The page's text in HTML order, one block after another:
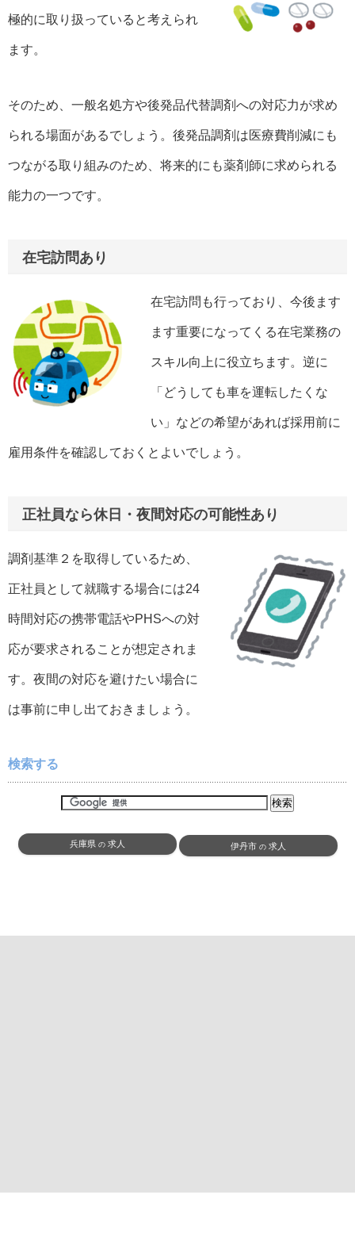
極的に取り扱っていると考えられ
ます。
そのため、一般名処方や後発品代替調剤への対応力が求め
られる場面があるでしょう。後発品調剤は医療費削減にも
つながる取り組みのため、将来的にも薬剤師に求められる
能力の一つです。
在宅訪問あり
在宅訪問も行っており、今後ます
ます重要になってくる在宅業務の
スキル向上に役立ちます。逆に
「どうしても車を運転したくな
い」などの希望があれば採用前に
雇用条件を確認しておくとよいでしょう。
正社員なら休日・夜間対応の可能性あり
調剤基準２を取得しているため、
正社員として就職する場合には24
時間対応の携帯電話やPHSへの対
応が要求されることが想定されま
す。夜間の対応を避けたい場合に
は事前に申し出ておきましょう。
検索する
兵庫県の 求人 伊丹市の 求人